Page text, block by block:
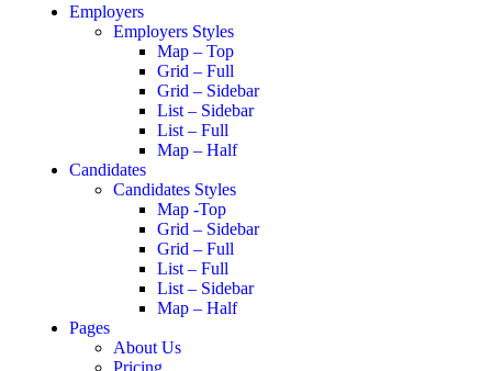
Employers
Employers Styles
Map – Top
Grid – Full
Grid – Sidebar
List – Sidebar
List – Full
Map – Half
Candidates
Candidates Styles
Map -Top
Grid – Sidebar
Grid – Full
List – Full
List – Sidebar
Map – Half
Pages
About Us
Pricing